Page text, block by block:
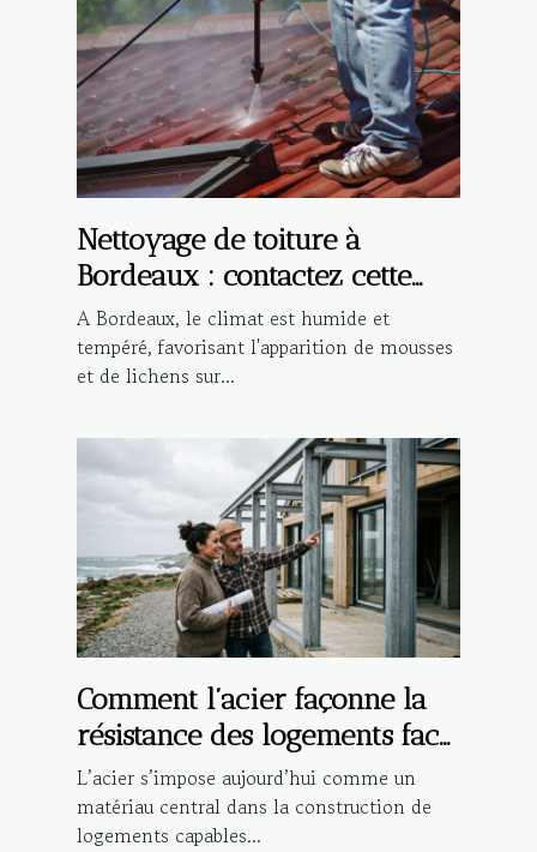
Nettoyage de toiture à
Bordeaux : contactez cette
entreprise spécialisée !
A Bordeaux, le climat est humide et
tempéré, favorisant l'apparition de mousses
et de lichens sur...
Comment l’acier façonne la
résistance des logements face
aux aléas climatiques
L’acier s’impose aujourd’hui comme un
matériau central dans la construction de
logements capables...